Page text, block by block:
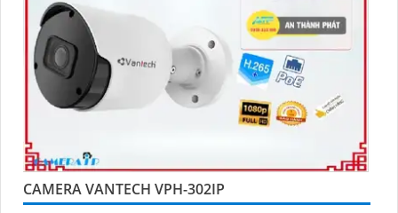
CAMERA VANTECH VPH-302IP